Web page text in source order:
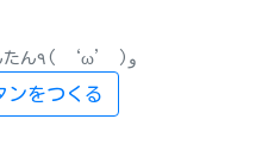
ログイン不要でかんたん٩( ‘ω’ )و
ンをつくる